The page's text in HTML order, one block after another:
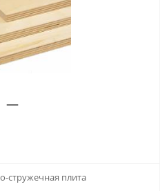
—
стружечная плита